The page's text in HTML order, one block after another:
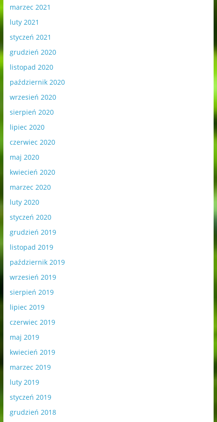
marzec 2021
luty 2021
styczeń 2021
grudzień 2020
listopad 2020
październik 2020
wrzesień 2020
sierpień 2020
lipiec 2020
czerwiec 2020
maj 2020
kwiecień 2020
marzec 2020
luty 2020
styczeń 2020
grudzień 2019
listopad 2019
październik 2019
wrzesień 2019
sierpień 2019
lipiec 2019
czerwiec 2019
maj 2019
kwiecień 2019
marzec 2019
luty 2019
styczeń 2019
grudzień 2018